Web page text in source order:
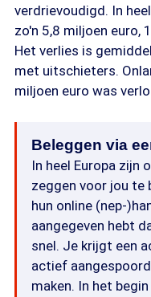
verdrievoudigd. In
zo'n 5,8 miljoen euro,
Het verlies is
met uitschieters.
miljoen euro was
Beleggen via
In heel Europa zijn
zeggen voor jou te
hun online (nep-
aangegeven hebt
snel. Je krijgt een
actief
maken. In het